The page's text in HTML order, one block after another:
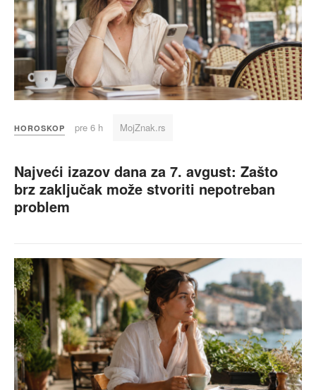
HOROSKOP pre 6 h MojZnak.rs
Najveći izazov dana za 7. avgust: Zašto
brz zaključak može stvoriti nepotreban
problem